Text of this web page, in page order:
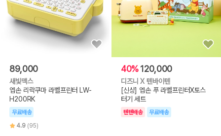
89,000
새빛맥스
엡손 리락쿠마 라벨프린터 LW-
H200RK
무료배송
4.9 (95)
40%120,000
디즈니 X 텐바이텐
[신상] 엡손 푸 라벨프린터X토스
터기 세트
텐텐배송 무료배송